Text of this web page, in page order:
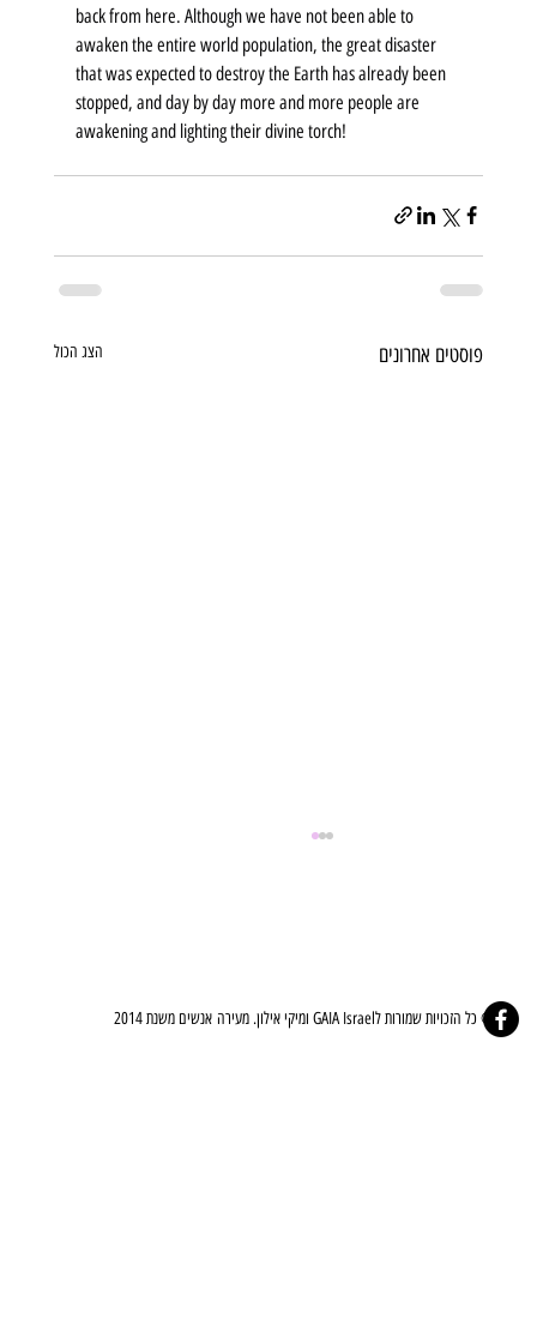
back from here. Although we have not been able to
awaken the entire world population, the great disaster
that was expected to destroy the Earth has already been
stopped, and day by day more and more people are
awakening and lighting their divine torch!
פוסטים אחרונים הצג הכול
© כל הזכויות שמורות לGAIA Israel ומיקי אילון. מעירה אנשים משנת 2014